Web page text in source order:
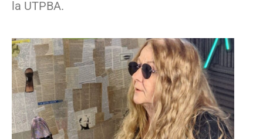
la UTPBA.